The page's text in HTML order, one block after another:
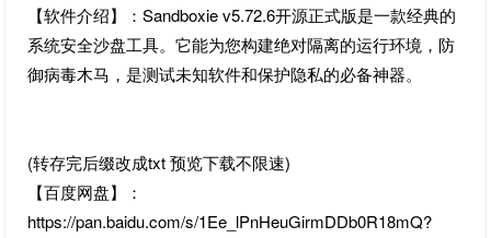
【软件介绍】：Sandboxie v5.72.6开源正式版是一款经典的
系统安全沙盘工具。它能为您构建绝对隔离的运行环境，防
御病毒木马，是测试未知软件和保护隐私的必备神器。
(转存完后缀改成txt 预览下载不限速)
【百度网盘】：
https://pan.baidu.com/s/1Ee_lPnHeuGirmDDb0R18mQ?